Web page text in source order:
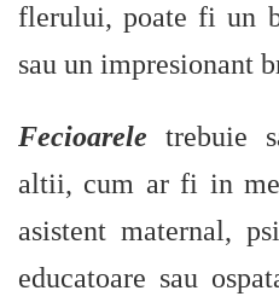
flerului, poate fi un
sau un impresionant
Fecioarele trebuie
altii, cum ar fi in
asistent maternal,
educatoare sau